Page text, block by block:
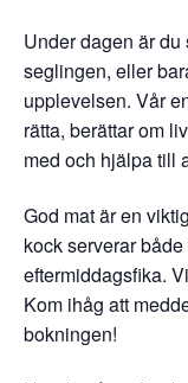
Under dagen är
seglingen, eller
upplevelsen. Vår
rätta, berättar om
med och hjälpa till
God mat är en
kock serverar
eftermiddagsfika.
Kom ihåg att
bokningen!